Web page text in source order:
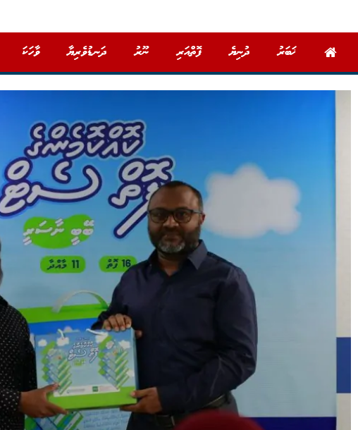
ޚަބަރު ދުނިޔެ ފޮތްއަރި ނޫރު ދަނޑުވެރިޔާ ވާހަކަ